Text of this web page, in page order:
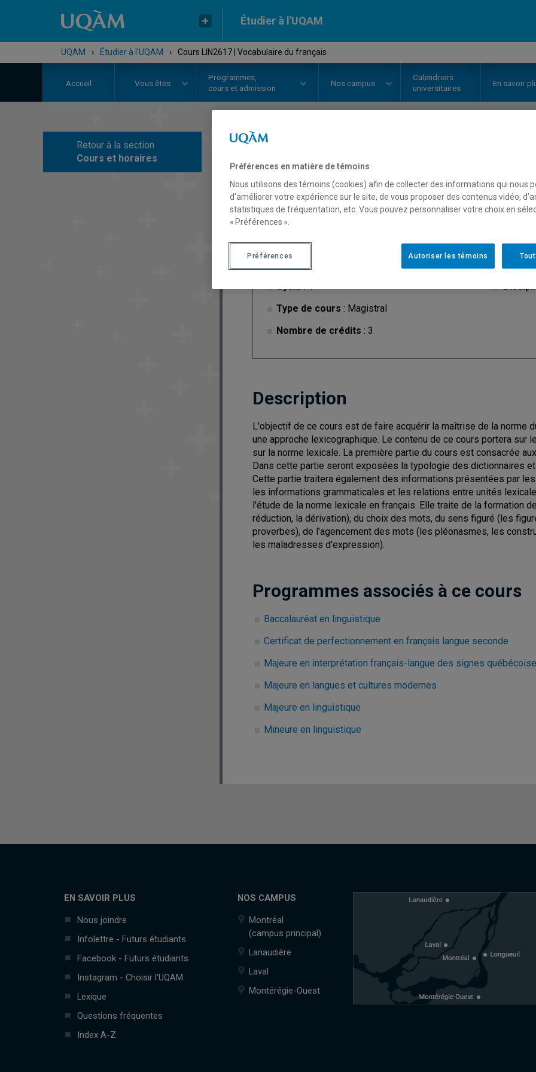
Étudier à l'UQAM
UQAM › Étudier à l'UQAM › Cours LIN2617 | Vocabulaire du français
Accueil Vous êtes
Programmes,
cours et admission
Nos campus
Calendriers
universitaires
En savoir
Retour à la section
Cours et horaires
COURS LIN2617
Description Horaire - Été 2026 Horaire
Cycle: 1
Type de cours : Magistral
Nombre de crédits : 3
Description
L'objectif de ce cours est de faire acquérir la maîtrise de la norme
une approche lexicographique. Le contenu de ce cours portera
sur la norme lexicale. La première partie du cours est consacrée
Dans cette partie seront exposées la typologie des dictionnaires
Cette partie traitera également des informations présentées par
les informations grammaticales et les relations entre unités
l'étude de la norme lexicale en français. Elle traite de la formation
réduction, la dérivation), du choix des mots, du sens figuré (les
proverbes), de l'agencement des mots (les pléonasmes, les
les maladresses d'expression).
Programmes associés à ce cours
Baccalauréat en linguistique
Certificat de perfectionnement en français langue seconde
Majeure en interprétation français-langue des signes québécoise
Majeure en langues et cultures modernes
Majeure en linguistique
Mineure en linguistique
EN SAVOIR PLUS
Nous joindre
Infolettre - Futurs étudiants
Facebook - Futurs étudiants
Instagram - Choisir l'UQAM
Lexique
Questions fréquentes
Index A-Z
NOS CAMPUS
Montréal
(campus principal)
Lanaudière
Laval
Montérégie-Ouest
Préférences en matière de témoins
Nous utilisons des témoins (cookies) afin de collecter des informations qui nous
d’améliorer votre expérience sur le site, de vous proposer des contenus vidéo,
statistiques de fréquentation, etc. Vous pouvez personnaliser votre choix en
« Préférences ».
Autoriser les témoins
Préférences